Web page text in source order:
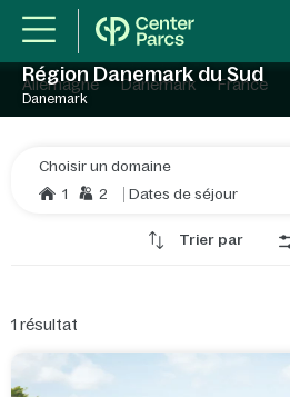
Allemagne Danemark France
Région Danemark du Sud
Danemark
Choisir un domaine
1
2 Dates de séjour
Trier par
1 résultat